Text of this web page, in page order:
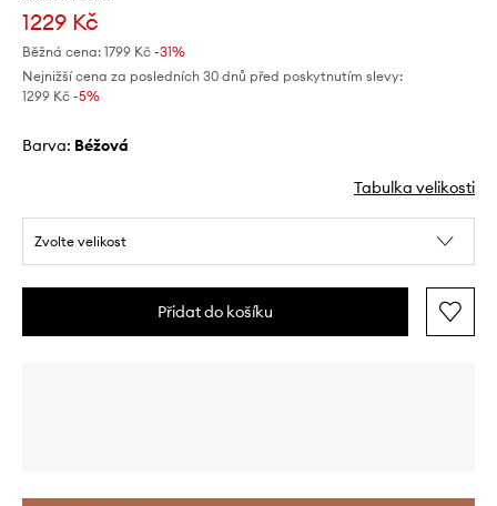
1229 Kč
Běžná cena: 1799 Kč -31%
Nejnižší cena za posledních 30 dnů před poskytnutím slevy:
1299 Kč -5%
Barva: béžová
Tabulka velikosti
Zvolte velikost
Přidat do košíku